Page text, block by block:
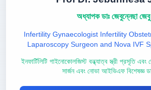
অধ্যাপক ডাঃ জেবুন্নেছা জেবু
Infertility Gynaecologist Infertility
Laparoscopy Surgeon and Nova IVF
ইনফার্টিলিটি গাইনোকোলজিস্ট বন্ধ্যাত্ব স্ত্রী প্রসূতি এবং
সার্জন এবং নোভা আইভিএফ বিশেষজ্ঞ